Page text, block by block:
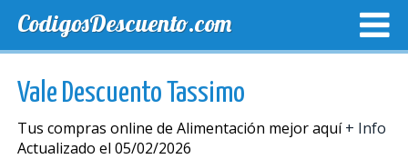
CodigosDescuento.com
Vale Descuento Tassimo
Tus compras online de Alimentación mejor aquí+ Info
Actualizado el 05/02/2026